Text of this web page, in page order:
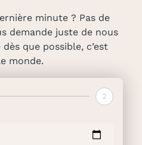
minute ? Pas de
demande juste de nous
que possible, c’est
monde.
2